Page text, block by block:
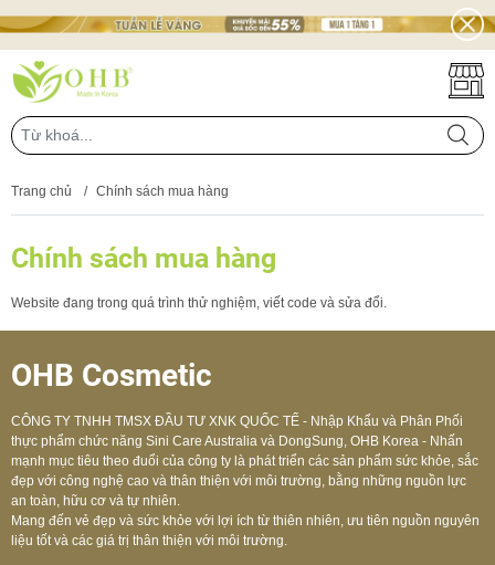
Trang chủ / Chính sách mua hàng
Chính sách mua hàng
Website đang trong quá trình thử nghiệm, viết code và sửa đổi.
OHB Cosmetic
CÔNG TY TNHH TMSX ĐẦU TƯ XNK QUỐC TẾ - Nhập Khẩu và Phân Phối
thực phẩm chức năng Sini Care Australia và DongSung, OHB Korea - Nhấn
mạnh mục tiêu theo đuổi của công ty là phát triển các sản phẩm sức khỏe, sắc
đẹp với công nghệ cao và thân thiện với môi trường, bằng những nguồn lực
an toàn, hữu cơ và tự nhiên.
Mang đến vẻ đẹp và sức khỏe với lợi ích từ thiên nhiên, ưu tiên nguồn nguyên
liệu tốt và các giá trị thân thiện với môi trường.